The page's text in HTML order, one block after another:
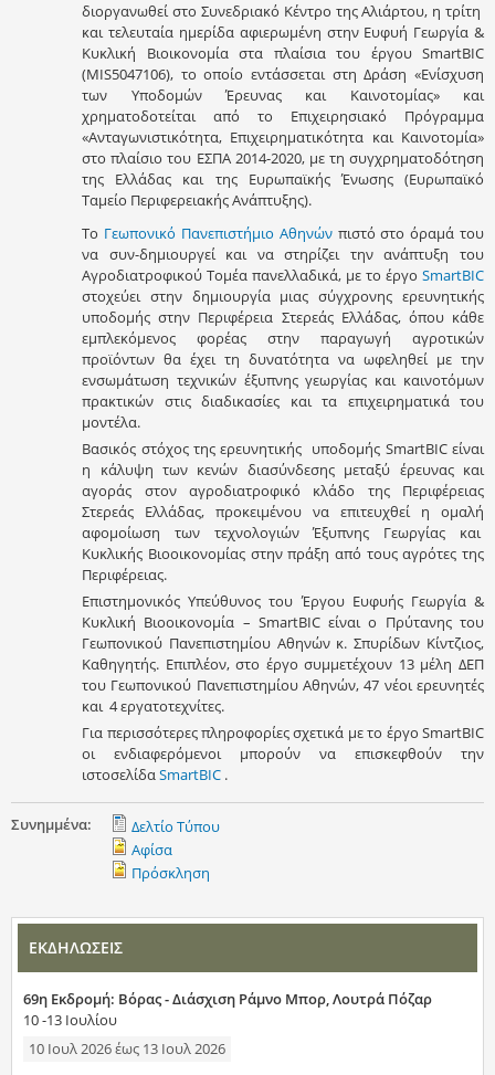
διοργανωθεί στο Συνεδριακό Κέντρο της Αλιάρτου, η τρίτη
και τελευταία ημερίδα αφιερωμένη στην Ευφυή Γεωργία &
Κυκλική Βιοικονομία στα πλαίσια του έργου SmartBIC
(MIS5047106), το οποίο εντάσσεται στη Δράση «Ενίσχυση
των Υποδομών Έρευνας και Καινοτομίας» και
χρηματοδοτείται από το Επιχειρησιακό Πρόγραμμα
«Ανταγωνιστικότητα, Επιχειρηματικότητα και Καινοτομία»
στο πλαίσιο του ΕΣΠΑ 2014-2020, με τη συγχρηματοδότηση
της Ελλάδας και της Ευρωπαϊκής Ένωσης (Ευρωπαϊκό
Ταμείο Περιφερειακής Ανάπτυξης).
Το Γεωπονικό Πανεπιστήμιο Αθηνώνπιστό στο όραμά του
να συν-δημιουργεί και να στηρίζει την ανάπτυξη του
Αγροδιατροφικού Τομέα πανελλαδικά, με το έργο SmartBIC
στοχεύει στην δημιουργία μιας σύγχρονης ερευνητικής
υποδομής στην Περιφέρεια Στερεάς Ελλάδας, όπου κάθε
εμπλεκόμενος φορέας στην παραγωγή αγροτικών
προϊόντων θα έχει τη δυνατότητα να ωφεληθεί με την
ενσωμάτωση τεχνικών έξυπνης γεωργίας και καινοτόμων
πρακτικών στις διαδικασίες και τα επιχειρηματικά του
μοντέλα.
Βασικός στόχος της ερευνητικής υποδομής SmartBIC είναι
η κάλυψη των κενών διασύνδεσης μεταξύ έρευνας και
αγοράς στον αγροδιατροφικό κλάδο της Περιφέρειας
Στερεάς Ελλάδας, προκειμένου να επιτευχθεί η ομαλή
αφομοίωση των τεχνολογιών Έξυπνης Γεωργίας και
Kυκλικής Bιοοικονομίας στην πράξη από τους αγρότες της
Περιφέρειας.
Επιστημονικός Υπεύθυνος του Έργου Ευφυής Γεωργία &
Κυκλική Βιοοικονομία – SmartBIC είναι ο Πρύτανης του
Γεωπονικού Πανεπιστημίου Αθηνών κ. Σπυρίδων Κίντζιος,
Καθηγητής. Επιπλέον, στο έργο συμμετέχουν 13 μέλη ΔΕΠ
του Γεωπονικού Πανεπιστημίου Αθηνών, 47 νέοι ερευνητές
και 4 εργατοτεχνίτες.
Για περισσότερες πληροφορίες σχετικά με το έργο SmartBIC
οι ενδιαφερόμενοι μπορούν να επισκεφθούν την
ιστοσελίδαSmartBIC .
Συνημμένα:
Δελτίο Τύπου
Αφίσα
Πρόσκληση
ΕΚΔΗΛΩΣΕΙΣ
69η Εκδρομή: Βόρας - Διάσχιση Ράμνο Μπορ, Λουτρά Πόζαρ
10 -13 Ιουλίου
10 Ιουλ 2026έως 13 Ιουλ 2026